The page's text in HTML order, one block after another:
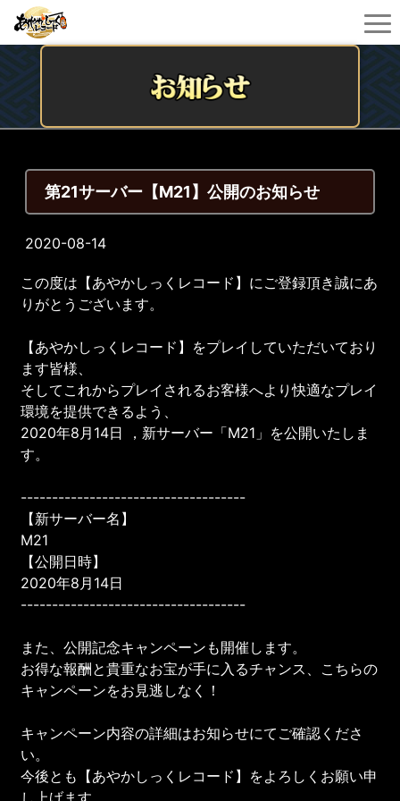
第21サーバー【M21】公開のお知らせ
2020-08-14
この度は【あやかしっくレコード】にご登録頂き誠にあ
りがとうございます。
【あやかしっくレコード】をプレイしていただいており
ます皆様、
そしてこれからプレイされるお客様へより快適なプレイ
環境を提供できるよう、
2020年8月14日 ，新サーバー「M21」を公開いたしま
す。
------------------------------------
【新サーバー名】
M21
【公開日時】
2020年8月14日
------------------------------------
また、公開記念キャンペーンも開催します。
お得な報酬と貴重なお宝が手に入るチャンス、こちらの
キャンペーンをお見逃しなく！
キャンペーン内容の詳細はお知らせにてご確認くださ
い。
今後とも【あやかしっくレコード】をよろしくお願い申
し上げます。